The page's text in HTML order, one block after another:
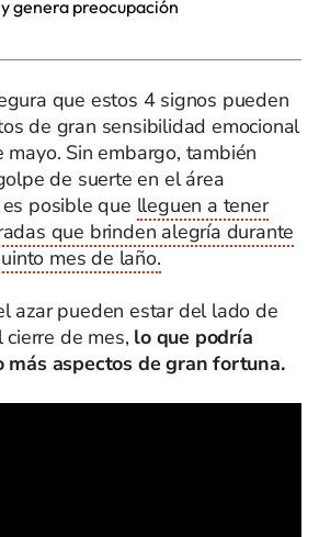
genera preocupación
que estos 4 signos pueden
de gran sensibilidad emocional
Sin embargo, también
de suerte en el área
posible que lleguen a tener
que brinden alegría durante
mes de laño.
azar pueden estar del lado de
de mes, lo que podría
más aspectos de gran fortuna.